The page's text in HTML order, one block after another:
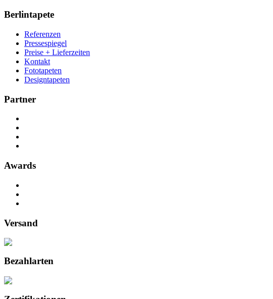
Berlintapete
Referenzen
Pressespiegel
Preise + Lieferzeiten
Kontakt
Fototapeten
Designtapeten
Partner
Awards
Versand
Bezahlarten